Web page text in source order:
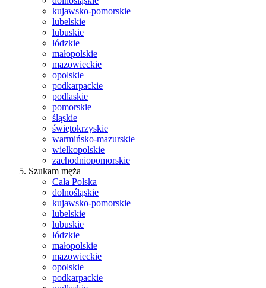
kujawsko-pomorskie
lubelskie
lubuskie
łódzkie
małopolskie
mazowieckie
opolskie
podkarpackie
podlaskie
pomorskie
śląskie
świętokrzyskie
warmińsko-mazurskie
wielkopolskie
zachodniopomorskie
Szukam męża
Cała Polska
dolnośląskie
kujawsko-pomorskie
lubelskie
lubuskie
łódzkie
małopolskie
mazowieckie
opolskie
podkarpackie